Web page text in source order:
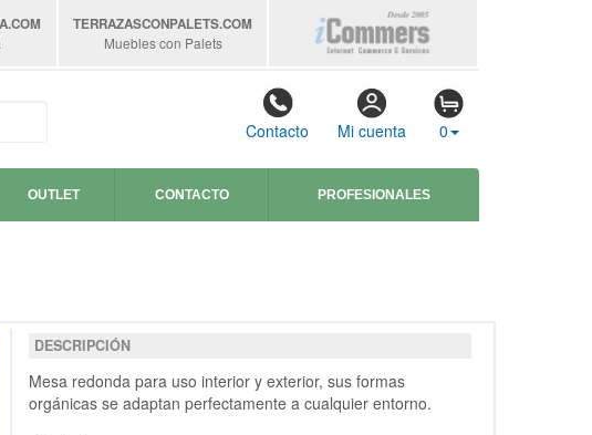
.COM
TERRAZASCONPALETS.COM
Muebles con Palets
Contacto Mi cuenta 0
OUTLET CONTACTO PROFESIONALES
DESCRIPCIÓN
Mesa redonda para uso interior y exterior, sus formas
orgánicas se adaptan perfectamente a cualquier entorno.